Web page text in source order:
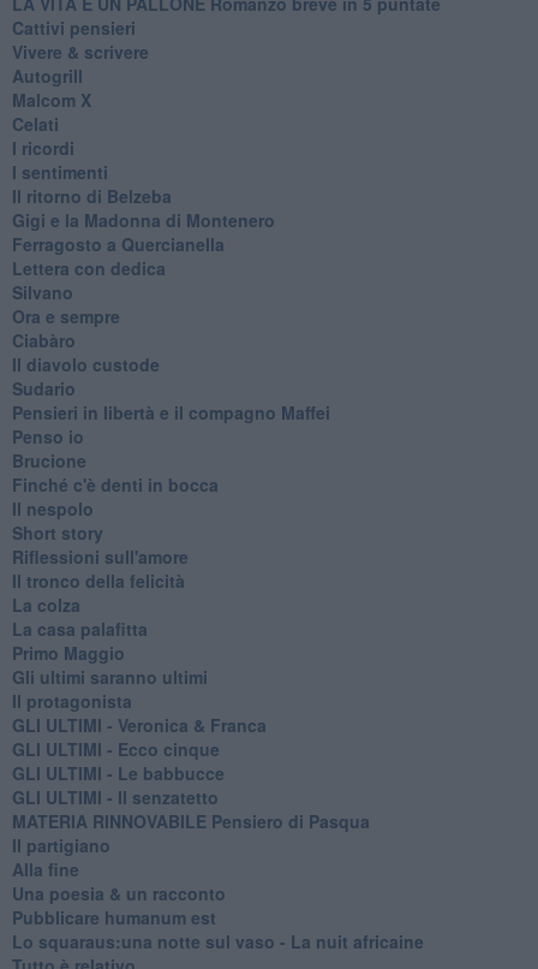
Cattivi pensieri
Vivere & scrivere
Autogrill
Malcom X
Celati
I ricordi
I sentimenti
Il ritorno di Belzeba
Gigi e la Madonna di Montenero
Ferragosto a Quercianella
Lettera con dedica
Silvano
Ora e sempre
Ciabàro
Il diavolo custode
Sudario
Pensieri in libertà e il compagno Maffei
Penso io
Brucione
Finché c'è denti in bocca
Il nespolo
Short story
Riflessioni sull'amore
Il tronco della felicità
La colza
La casa palafitta
Primo Maggio
Gli ultimi saranno ultimi
Il protagonista
GLI ULTIMI - Veronica & Franca
GLI ULTIMI - Ecco cinque
GLI ULTIMI - Le babbucce
GLI ULTIMI - Il senzatetto
MATERIA RINNOVABILE Pensiero di Pasqua
Il partigiano
Alla fine
Una poesia & un racconto
Pubblicare humanum est
Lo squaraus:una notte sul vaso - La nuit africaine